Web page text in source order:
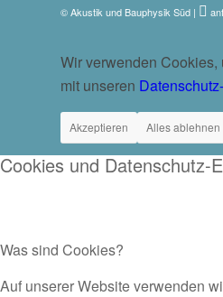
© Akustik und Bauphysik Süd |
Wir verwenden
mit unseren
Akzeptieren Alles ablehnen
Cookies und Datenschutz-
Was sind Cookies?
Auf unserer Website verwenden